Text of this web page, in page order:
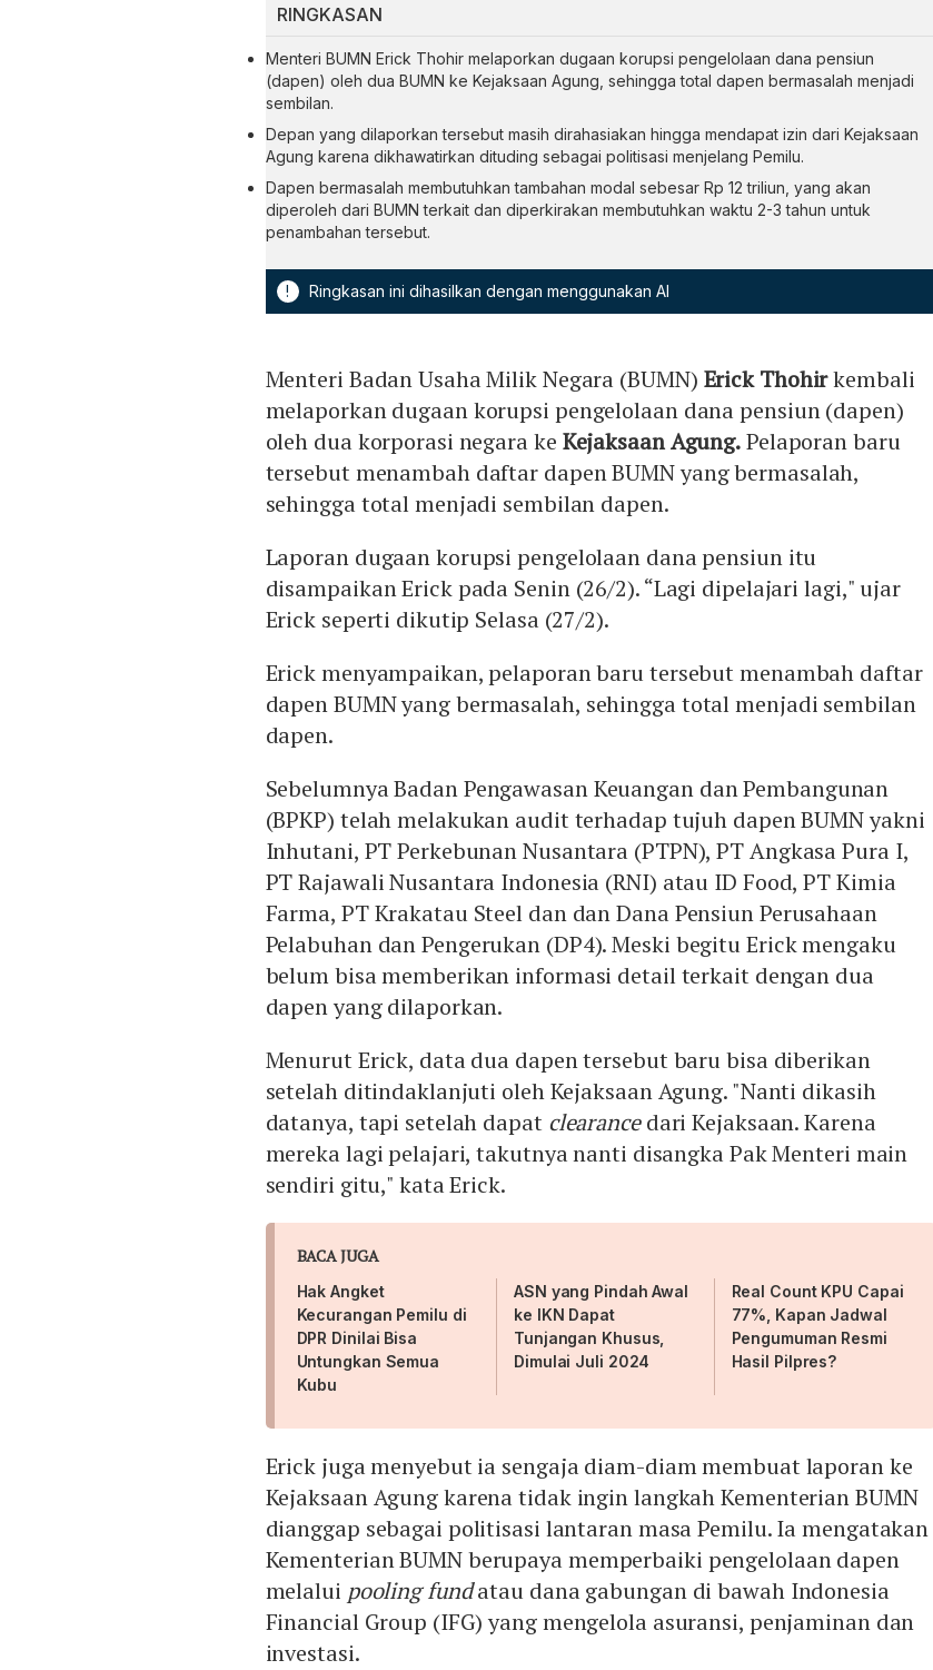
RINGKASAN
Menteri BUMN Erick Thohir melaporkan dugaan korupsi pengelolaan dana pensiun
(dapen) oleh dua BUMN ke Kejaksaan Agung, sehingga total dapen bermasalah menjadi
sembilan.
Depan yang dilaporkan tersebut masih dirahasiakan hingga mendapat izin dari Kejaksaan
Agung karena dikhawatirkan dituding sebagai politisasi menjelang Pemilu.
Dapen bermasalah membutuhkan tambahan modal sebesar Rp 12 triliun, yang akan
diperoleh dari BUMN terkait dan diperkirakan membutuhkan waktu 2-3 tahun untuk
penambahan tersebut.
! Ringkasan ini dihasilkan dengan menggunakan AI
Menteri Badan Usaha Milik Negara (BUMN) Erick Thohirkembali
melaporkan dugaan korupsi pengelolaan dana pensiun (dapen)
oleh dua korporasi negara ke Kejaksaan Agung.Pelaporan baru
tersebut menambah daftar dapen BUMN yang bermasalah,
sehingga total menjadi sembilan dapen.
Laporan dugaan korupsi pengelolaan dana pensiun itu
disampaikan Erick pada Senin (26/2). “Lagi dipelajari lagi," ujar
Erick seperti dikutip Selasa (27/2).
Erick menyampaikan, pelaporan baru tersebut menambah daftar
dapen BUMN yang bermasalah, sehingga total menjadi sembilan
dapen.
Sebelumnya Badan Pengawasan Keuangan dan Pembangunan
(BPKP) telah melakukan audit terhadap tujuh dapen BUMN yakni
Inhutani, PT Perkebunan Nusantara (PTPN), PT Angkasa Pura I,
PT Rajawali Nusantara Indonesia (RNI) atau ID Food, PT Kimia
Farma, PT Krakatau Steel dan dan Dana Pensiun Perusahaan
Pelabuhan dan Pengerukan (DP4). Meski begitu Erick mengaku
belum bisa memberikan informasi detail terkait dengan dua
dapen yang dilaporkan.
Menurut Erick, data dua dapen tersebut baru bisa diberikan
setelah ditindaklanjuti oleh Kejaksaan Agung. "Nanti dikasih
datanya, tapi setelah dapat clearancedari Kejaksaan. Karena
mereka lagi pelajari, takutnya nanti disangka Pak Menteri main
sendiri gitu," kata Erick.
BACA JUGA
Hak Angket
Kecurangan Pemilu di
DPR Dinilai Bisa
Untungkan Semua
Kubu
ASN yang Pindah Awal
ke IKN Dapat
Tunjangan Khusus,
Dimulai Juli 2024
Real Count KPU Capai
77%, Kapan Jadwal
Pengumuman Resmi
Hasil Pilpres?
Erick juga menyebut ia sengaja diam-diam membuat laporan ke
Kejaksaan Agung karena tidak ingin langkah Kementerian BUMN
dianggap sebagai politisasi lantaran masa Pemilu. Ia mengatakan
Kementerian BUMN berupaya memperbaiki pengelolaan dapen
melalui pooling fundatau dana gabungan di bawah Indonesia
Financial Group (IFG) yang mengelola asuransi, penjaminan dan
investasi.